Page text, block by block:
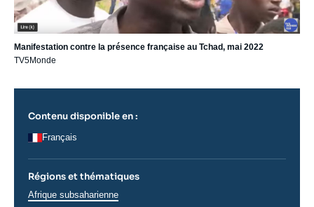
Manifestation contre la présence française au Tchad, mai 2022
TV5Monde
Contenu disponible en :
Français
Régions et thématiques
Régions
Afrique subsaharienne